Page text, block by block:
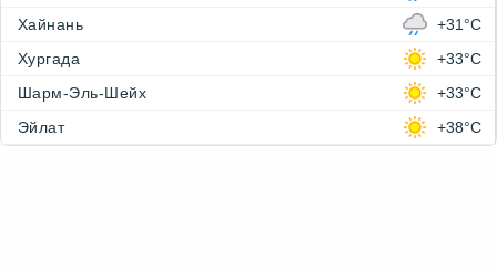
Хайнань
+31°C
Хургада
+33°C
Шарм-Эль-Шейх
+33°C
Эйлат
+38°C